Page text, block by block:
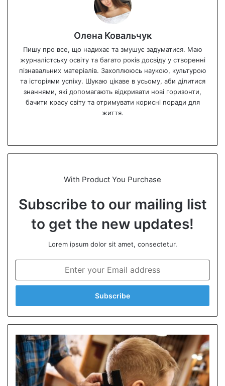
Олена Ковальчук
Пишу про все, що надихає та змушує задуматися. Маю
журналістську освіту та багато років досвіду у створенні
пізнавальних матеріалів. Захоплююсь наукою, культурою
та історіями успіху. Шукаю цікаве в усьому, аби ділитися
знаннями, які допомагають відкривати нові горизонти,
бачити красу світу та отримувати корисні поради для
життя.
te
With Product You Purchase
Subscribe to our mailing list
to get the new updates!
Lorem ipsum dolor sit amet, consectetur.
t
r
y
r
E
m
a